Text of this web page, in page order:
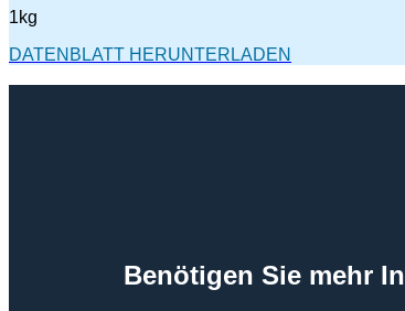
1kg
DATENBLATT HERUNTERLADEN
Benötigen Sie mehr